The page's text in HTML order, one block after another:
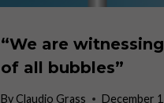
“We are
of all bubbles”
By Claudio Grass December